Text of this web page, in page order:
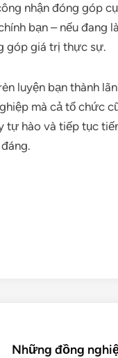
nhận đóng góp
bạn – nếu đang
góp giá trị thực sự.
luyện bạn thành
mà cả tổ chức
tự hào và tiếp tục
Những đồng